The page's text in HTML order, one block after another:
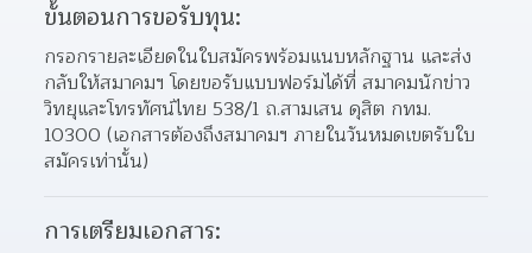
ขั้นตอนการขอรับทุน:
กรอกรายละเอียดในใบสมัครพร้อมแนบหลักฐาน และส่ง
กลับให้สมาคมฯ โดยขอรับแบบฟอร์มได้ที่ สมาคมนักข่าว
วิทยุและโทรทัศน์ไทย 538/1 ถ.สามเสน ดุสิต กทม.
10300 (เอกสารต้องถึงสมาคมฯ ภายในวันหมดเขตรับใบ
สมัครเท่านั้น)
การเตรียมเอกสาร: